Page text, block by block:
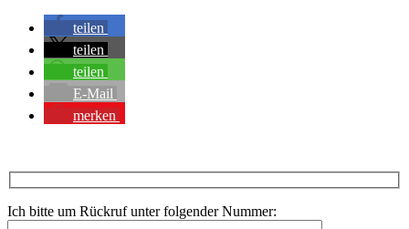
teilen
teilen
teilen
E-Mail
merken
Ich bitte um Rückruf unter folgender Nummer: